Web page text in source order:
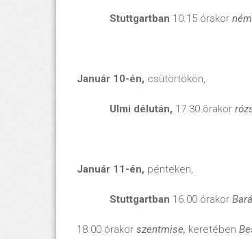
Stuttgartban 10.15 órakor
Január 10-én, csütörtökön,
Ulmi délután, 17.30 órakor
Január 11-én, pénteken,
Stuttgartban 16.00 órakor
18.00 órakor szentmise, keretében